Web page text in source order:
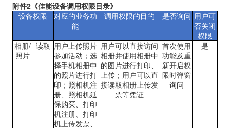
附件2《佳能设备调用权限目录》
设备权限
对应的业务功
能
调用权限的目的 是否询问 用户可
否关闭
权限
相册/
照片
读取 用户上传照片
参加活动；选
择手机相册中
的照片进行打
印；照相机注
册、照相机延
保购买、打印
机注册、打印
机上传发票、
用户可以直接访问
相册并使用相册中
的图片进行打印、
上传；用户可以直
接读取相册上传发
票等凭证
首次使用
功能及重
新开启权
限时弹窗
询问
是